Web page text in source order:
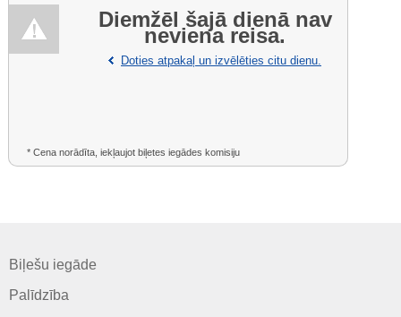
Diemžēl šajā dienā nav
neviena reisa.
Doties atpakaļ un izvēlēties citu dienu.
* Cena norādīta, iekļaujot biļetes iegādes komisiju
Biļešu iegāde
Palīdzība